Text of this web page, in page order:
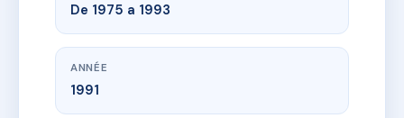
De 1975 a 1993
ANNÉE
1991